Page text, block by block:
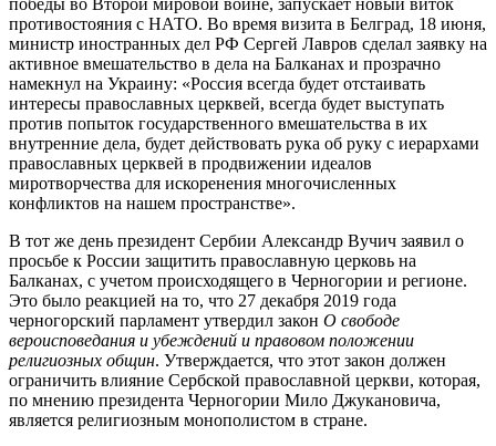
противостояния с НАТО. Во время визита в Белград, 18 июня,
министр иностранных дел РФ Сергей Лавров сделал заявку на
активное вмешательство в дела на Балканах и прозрачно
намекнул на Украину: «Россия всегда будет отстаивать
интересы православных церквей, всегда будет выступать
против попыток государственного вмешательства в их
внутренние дела, будет действовать рука об руку с иерархами
православных церквей в продвижении идеалов
миротворчества для искоренения многочисленных
конфликтов на нашем пространстве».
В тот же день президент Сербии Александр Вучич заявил о
просьбе к России защитить православную церковь на
Балканах, с учетом происходящего в Черногории и регионе.
Это было реакцией на то, что 27 декабря 2019 года
черногорский парламент утвердил закон О свободе
вероисповедания и убеждений и правовом положении
религиозных общин. Утверждается, что этот закон должен
ограничить влияние Сербской православной церкви, которая,
по мнению президента Черногории Мило Джукановича,
является религиозным монополистом в стране.